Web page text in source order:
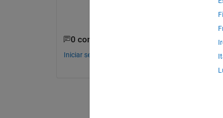
0 comentarios
Iniciar sesión para comentar.